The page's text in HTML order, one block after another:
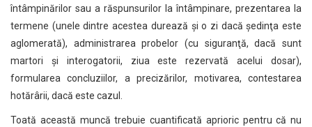
întâmpinărilor sau a răspunsurilor la întâmpinare, prezentarea la
termene (unele dintre acestea durează şi o zi dacă şedinţa este
aglomerată), administrarea probelor (cu siguranţă, dacă sunt
martori şi interogatorii, ziua este rezervată acelui dosar),
formularea concluziilor, a precizărilor, motivarea, contestarea
hotărârii, dacă este cazul.
Toată această muncă trebuie cuantificată aprioric pentru că nu